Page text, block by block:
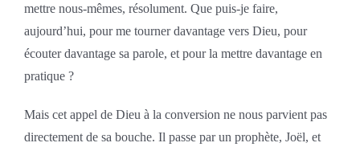
mettre nous-mêmes, résolument. Que puis-je faire,
aujourd’hui, pour me tourner davantage vers Dieu, pour
écouter davantage sa parole, et pour la mettre davantage en
pratique ?
Mais cet appel de Dieu à la conversion ne nous parvient pas
directement de sa bouche. Il passe par un prophète, Joël, et